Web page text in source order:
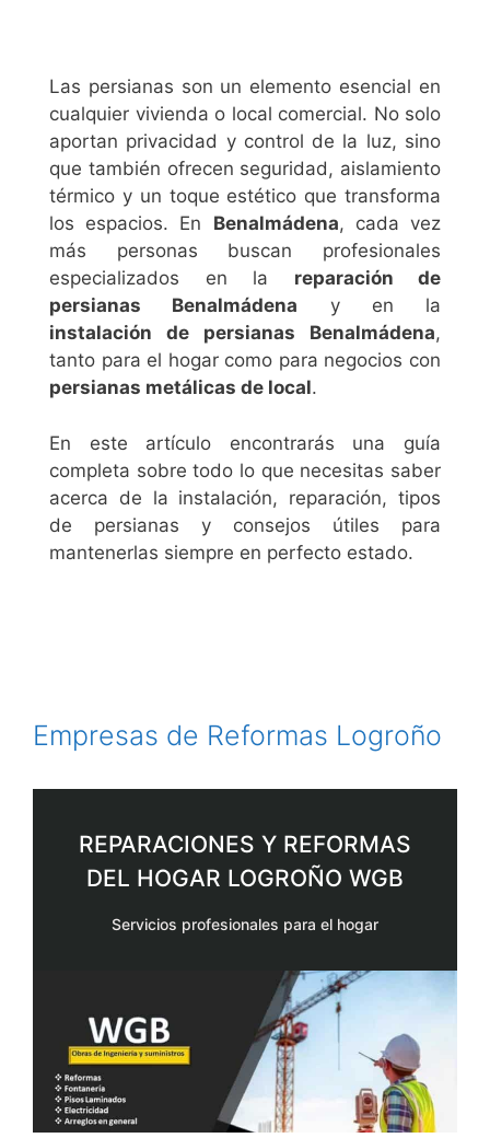
Las persianas son un elemento esencial en
cualquier vivienda o local comercial. No solo
aportan privacidad y control de la luz, sino
que también ofrecen seguridad, aislamiento
térmico y un toque estético que transforma
los espacios. En Benalmádena, cada vez
más personas buscan profesionales
especializados en la reparación de
persianas Benalmádena y en la
instalación de persianas Benalmádena,
tanto para el hogar como para negocios con
persianas metálicas de local.
En este artículo encontrarás una guía
completa sobre todo lo que necesitas saber
acerca de la instalación, reparación, tipos
de persianas y consejos útiles para
mantenerlas siempre en perfecto estado.
Empresas de Reformas Logroño
REPARACIONES Y REFORMAS
DEL HOGAR LOGROÑO WGB
Servicios profesionales para el hogar